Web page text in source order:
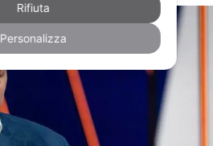
Rifiuta
Personalizza